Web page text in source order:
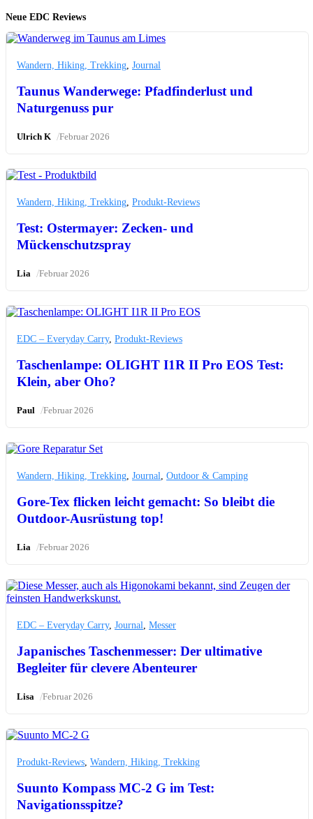
Neue EDC Reviews
Wandern, Hiking, Trekking Journal
Taunus Wanderwege: Pfadfinderlust und
Naturgenuss pur
Ulrich K /Februar 2026
Wandern, Hiking, Trekking Produkt-Reviews
Test: Ostermayer: Zecken- und
Mückenschutzspray
Lia /Februar 2026
EDC – Everyday Carry, Produkt-Reviews
Taschenlampe: OLIGHT I1R II Pro EOS Test:
Klein, aber Oho?
Paul /Februar 2026
Wandern, Hiking, Trekking Journal Outdoor & Camping
Gore-Tex flicken leicht gemacht: So bleibt die
Outdoor-Ausrüstung top!
Lia /Februar 2026
EDC – Everyday Carry, Journal Messer
Japanisches Taschenmesser: Der ultimative
Begleiter für clevere Abenteurer
Lisa /Februar 2026
Produkt-Reviews Wandern, Hiking, Trekking
Suunto Kompass MC-2 G im Test:
Navigationsspitze?